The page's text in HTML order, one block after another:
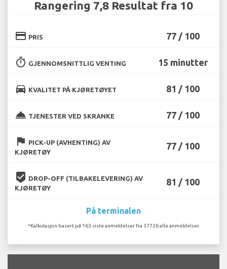
Rangering 7,8 Resultat fra 10
credit_card PRIS 77 / 100
timer GJENNOMSNITTLIG VENTING 15 minutter
directions_car KVALITET PÅ KJØRETØYET 81 / 100
room_service TJENESTER VED SKRANKE 77 / 100
flag PICK-UP (AVHENTING) AV
KJØRETØY
77 / 100
beenhere DROP-OFF (TILBAKELEVERING) AV
KJØRETØY
81 / 100
På terminalen
*Kalkulasjon basert på 163 siste anmeldelser fra 37726 alle anmeldelser.